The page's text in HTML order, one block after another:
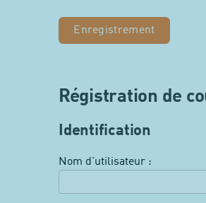
Enregistrement
Régistration de
Identification
Nom d'utilisateur :